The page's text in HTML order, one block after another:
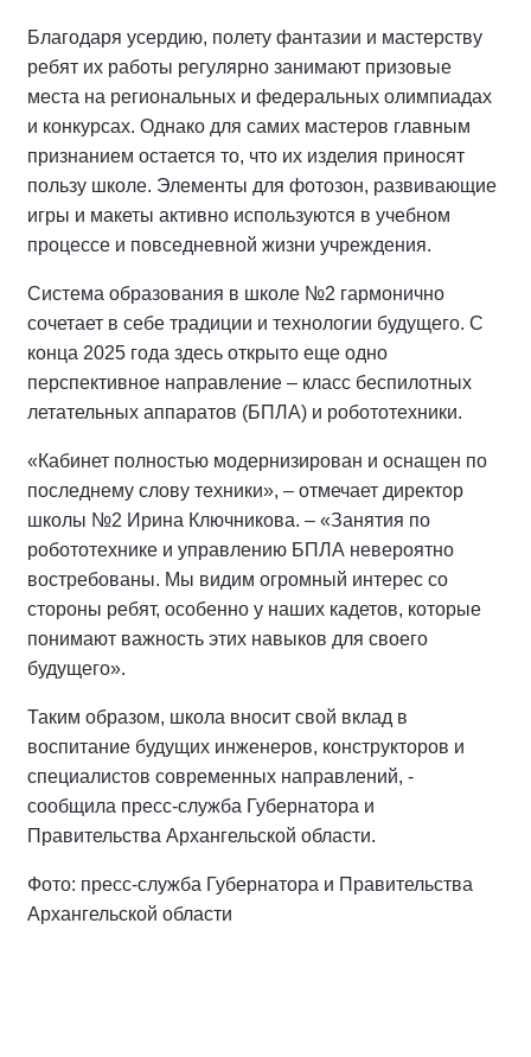
Благодаря усердию, полету фантазии и мастерству
ребят их работы регулярно занимают призовые
места на региональных и федеральных олимпиадах
и конкурсах. Однако для самих мастеров главным
признанием остается то, что их изделия приносят
пользу школе. Элементы для фотозон, развивающие
игры и макеты активно используются в учебном
процессе и повседневной жизни учреждения.
Система образования в школе №2 гармонично
сочетает в себе традиции и технологии будущего. С
конца 2025 года здесь открыто еще одно
перспективное направление – класс беспилотных
летательных аппаратов (БПЛА) и робототехники.
«Кабинет полностью модернизирован и оснащен по
последнему слову техники», – отмечает директор
школы №2 Ирина Ключникова. – «Занятия по
робототехнике и управлению БПЛА невероятно
востребованы. Мы видим огромный интерес со
стороны ребят, особенно у наших кадетов, которые
понимают важность этих навыков для своего
будущего».
Таким образом, школа вносит свой вклад в
воспитание будущих инженеров, конструкторов и
специалистов современных направлений, -
сообщила пресс-служба Губернатора и
Правительства Архангельской области.
Фото: пресс-служба Губернатора и Правительства
Архангельской области